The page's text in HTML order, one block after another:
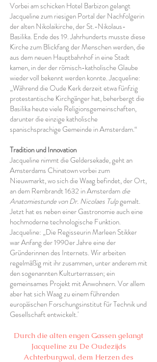
Vorbei am schicken Hotel Barbizon gelangt
Jacqueline zum riesigen Portal der Nachfolgerin
der alten Nikolaikirche, der St.-Nikolaus-
Basilika. Ende des 19. Jahrhunderts musste diese
Kirche zum Blickfang der Menschen werden, die
aus dem neuen Hauptbahnhof in eine Stadt
kamen, in der der römisch-katholische Glaube
wieder voll bekennt werden konnte. Jacqueline:
„Während die Oude Kerk derzeit etwa fünfzig
protestantische Kirchgänger hat, beherbergt die
Basilika heute viele Religionsgemeinschaften,
darunter die einzige katholische
spanischsprachige Gemeinde in Amsterdam.“
Tradition und Innovation
Jacqueline nimmt die Geldersekade, geht an
Amsterdams Chinatown vorbei zum
Nieuwmarkt, wo sich die Waag befindet, der Ort,
an dem Rembrandt 1632 in Amsterdamdie
Anatomiestunde von Dr. Nicolaes Tulpgemalt.
Jetzt hat es neben einer Gastronomie auch eine
hochmoderne technologische Funktion.
Jacqueline: „Die Regisseurin Marleen Stikker
war Anfang der 1990er Jahre eine der
Gründerinnen des Internets. Wir arbeiten
regelmäßig mit ihr zusammen, unter anderem mit
den sogenannten Kulturterrassen; ein
gemeinsames Projekt mit Anwohnern. Vor allem
aber hat sich Waag zu einem führenden
europäischen Forschungsinstitut für Technik und
Gesellschaft entwickelt.'
Durch die alten engen Gassen gelangt
Jacqueline zu De Oudezijds
Achterburgwal, dem Herzen des